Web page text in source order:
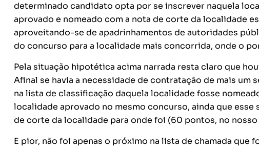
determinado candidato opta por se inscrever naquela
aprovado e nomeado com a nota de corte da localidade
aproveitando-se de apadrinhamentos de autoridades
do concurso para a localidade mais concorrida, onde o
Pela situação hipotética acima narrada resta claro que
Afinal se havia a necessidade de contratação de mais
na lista de classificação daquela localidade fosse
localidade aprovado no mesmo concurso, ainda que
de corte da localidade para onde foi (60 pontos, no nosso
E pior, não foi apenas o próximo na lista de chamada